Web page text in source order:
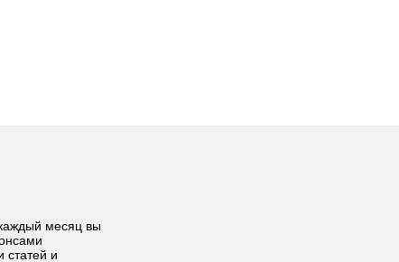
месяц вы
статей и